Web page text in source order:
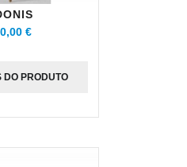
€
DO PRODUTO